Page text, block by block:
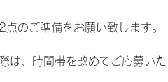
のご準備をお願い致します。
は、時間帯を改めてご応募いた